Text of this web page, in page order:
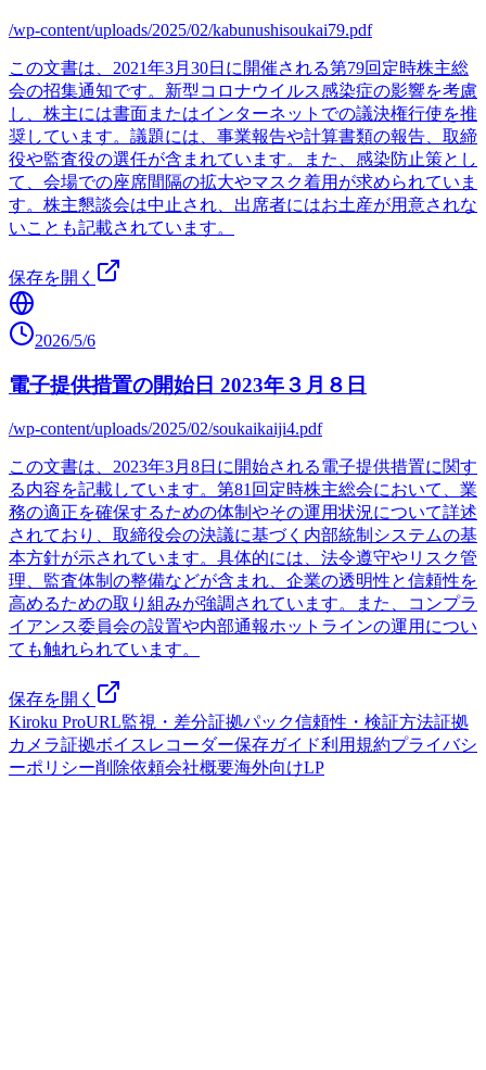
/wp-content/uploads/2025/02/kabunushisoukai79.pdf
この文書は、2021年3月30日に開催される第79回定時株主総
会の招集通知です。新型コロナウイルス感染症の影響を考慮
し、株主には書面またはインターネットでの議決権行使を推
奨しています。議題には、事業報告や計算書類の報告、取締
役や監査役の選任が含まれています。また、感染防止策とし
て、会場での座席間隔の拡大やマスク着用が求められていま
す。株主懇談会は中止され、出席者にはお土産が用意されな
いことも記載されています。
保存を開く
2026/5/6
電子提供措置の開始日 2023年３月８日
/wp-content/uploads/2025/02/soukaikaiji4.pdf
この文書は、2023年3月8日に開始される電子提供措置に関す
る内容を記載しています。第81回定時株主総会において、業
務の適正を確保するための体制やその運用状況について詳述
されており、取締役会の決議に基づく内部統制システムの基
本方針が示されています。具体的には、法令遵守やリスク管
理、監査体制の整備などが含まれ、企業の透明性と信頼性を
高めるための取り組みが強調されています。また、コンプラ
イアンス委員会の設置や内部通報ホットラインの運用につい
ても触れられています。
保存を開く
Kiroku ProURL監視・差分証拠パック信頼性・検証方法証拠
カメラ証拠ボイスレコーダー保存ガイド利用規約プライバシ
ーポリシー削除依頼会社概要海外向けLP